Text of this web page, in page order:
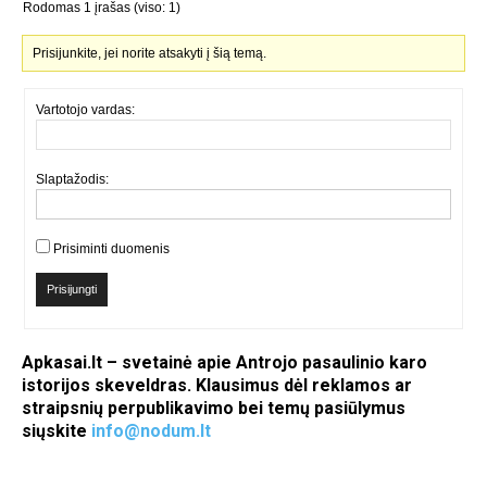
Rodomas 1 įrašas (viso: 1)
Prisijunkite, jei norite atsakyti į šią temą.
Vartotojo vardas:
Slaptažodis:
Prisiminti duomenis
Prisijungti
Apkasai.lt – svetainė apie Antrojo pasaulinio karo
istorijos skeveldras. Klausimus dėl reklamos ar
straipsnių perpublikavimo bei temų pasiūlymus
siųskite info@nodum.lt